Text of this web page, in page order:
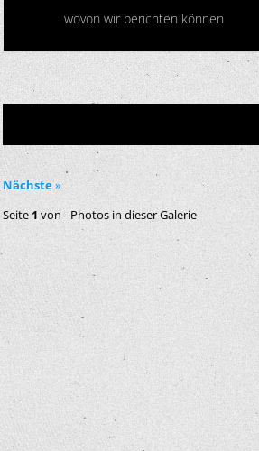
wovon wir berichten können
Nächste»
Seite 1 von- Photos in dieser Galerie